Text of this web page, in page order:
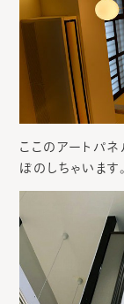
ここのアートパ
ぼのしちゃいます。